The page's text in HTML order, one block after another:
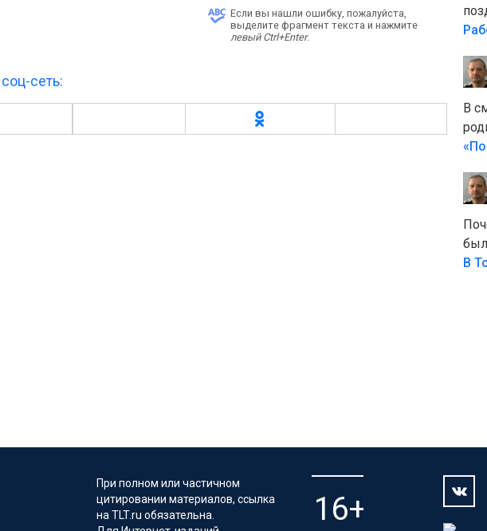
Если вы нашли ошибку, пожалуйста,
выделите фрагмент текста и нажмите
левый Ctrl+Enter.
сеть:
В
что
При полном или частичном
цитировании материалов, ссылка
на TLT.ru обязательна.